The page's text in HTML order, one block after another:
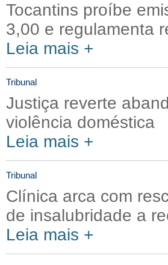
Tocantins proíbe
3,00 e regulamenta
Leia mais +
Tribunal
Justiça reverte
violência doméstica
Leia mais +
Tribunal
Clínica arca com
de insalubridade a
Leia mais +